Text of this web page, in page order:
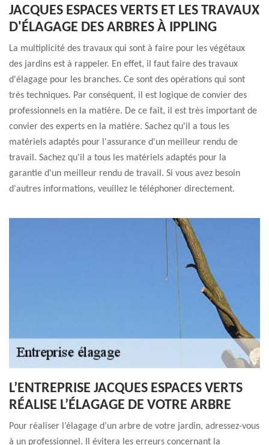
JACQUES ESPACES VERTS ET LES TRAVAUX
D'ÉLAGAGE DES ARBRES À IPPLING
La multiplicité des travaux qui sont à faire pour les végétaux
des jardins est à rappeler. En effet, il faut faire des travaux
d'élagage pour les branches. Ce sont des opérations qui sont
très techniques. Par conséquent, il est logique de convier des
professionnels en la matière. De ce fait, il est très important de
convier des experts en la matière. Sachez qu'il a tous les
matériels adaptés pour l'assurance d'un meilleur rendu de
travail. Sachez qu'il a tous les matériels adaptés pour la
garantie d'un meilleur rendu de travail. Si vous avez besoin
d'autres informations, veuillez le téléphoner directement.
L’ENTREPRISE JACQUES ESPACES VERTS
RÉALISE L’ÉLAGAGE DE VOTRE ARBRE
Pour réaliser l’élagage d’un arbre de votre jardin, adressez-vous
à un professionnel. Il évitera les erreurs concernant la